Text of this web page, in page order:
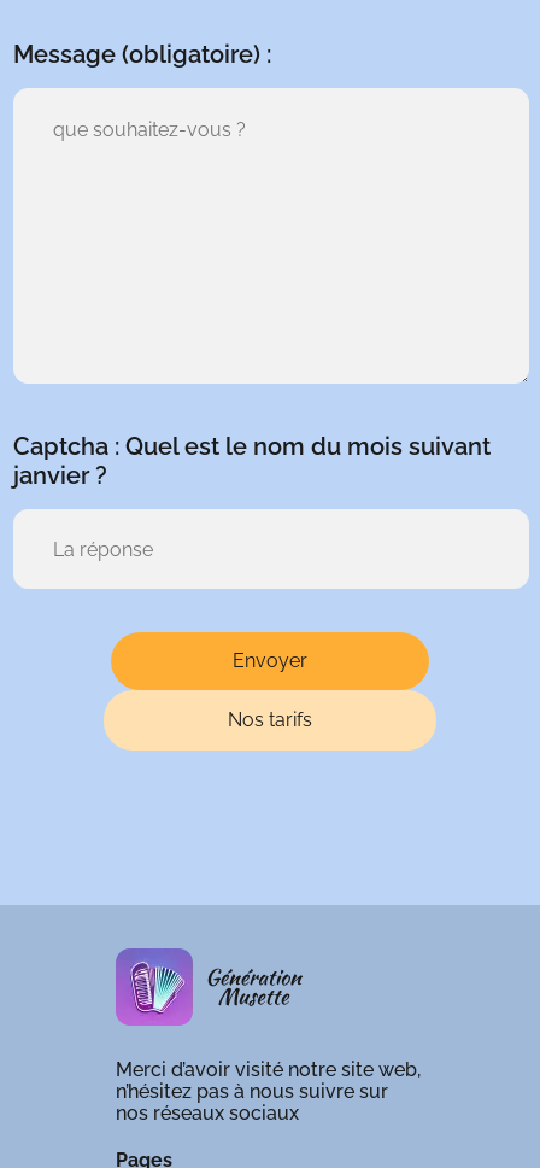
Message (obligatoire) :
Captcha : Quel est le nom du mois suivant
janvier ?
Nos tarifs
Merci d’avoir visité notre site web,
n’hésitez pas à nous suivre sur
nos réseaux sociaux
Pages